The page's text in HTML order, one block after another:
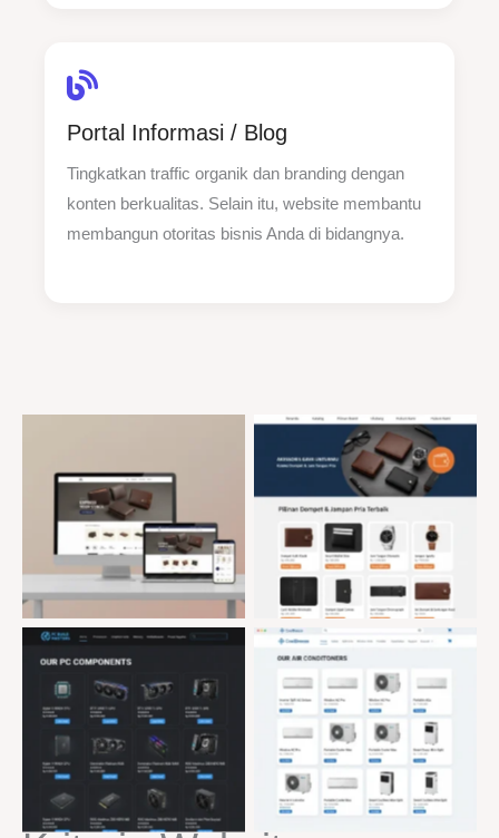
Portal Informasi / Blog
Tingkatkan traffic organik dan branding dengan
konten berkualitas. Selain itu, website membantu
membangun otoritas bisnis Anda di bidangnya.